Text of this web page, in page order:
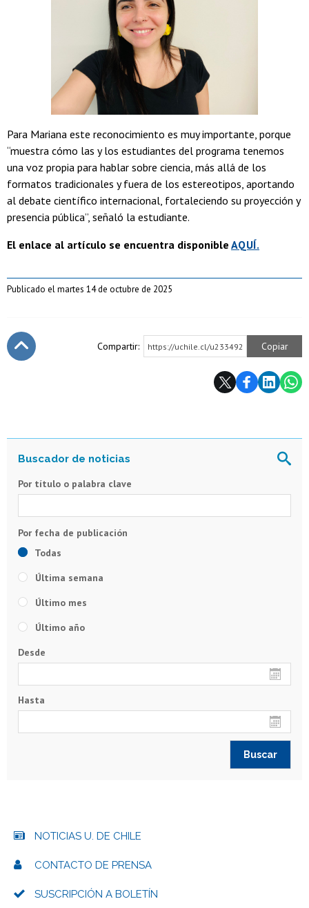
Para Mariana este reconocimiento es muy importante, porque
“muestra cómo las y los estudiantes del programa tenemos
una voz propia para hablar sobre ciencia, más allá de los
formatos tradicionales y fuera de los estereotipos, aportando
al debate científico internacional, fortaleciendo su proyección y
presencia pública”, señaló la estudiante.
El enlace al artículo se encuentra disponible AQUÍ.
Publicado el martes 14 de octubre de 2025
Compartir: https://uchile.cl/u233492 Copiar
Por título o palabra clave
Todas
Última semana
Último mes
Último año
Desde
Hasta
NOTICIAS U. DE CHILE
CONTACTO DE PRENSA
SUSCRIPCIÓN A BOLETÍN